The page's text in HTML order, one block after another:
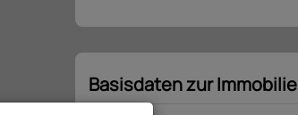
Basisdaten zur Immobilie